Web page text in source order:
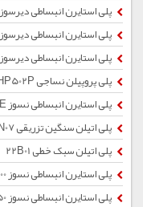
پلی استایرن انبساطی دیرسوز SE350
پلی استایرن انبساطی دیرسوز SE250
پلی استایرن انبساطی دیرسوز SE100
پلی پروپیلن نساجی HP502P
پلی استایرن انبساطی نسوز SE FINE
پلی اتیلن سنگین تزریقی 62N07
پلی اتیلن سبک خطی 22B01
پلی استایرن انبساطی نسوز SE100
پلی استایرن انبساطی نسوز SE150